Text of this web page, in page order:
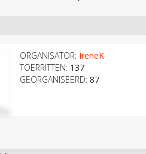
ORGANISATOR: IreneK
TOERRITTEN: 137
GEORGANISEERD: 87